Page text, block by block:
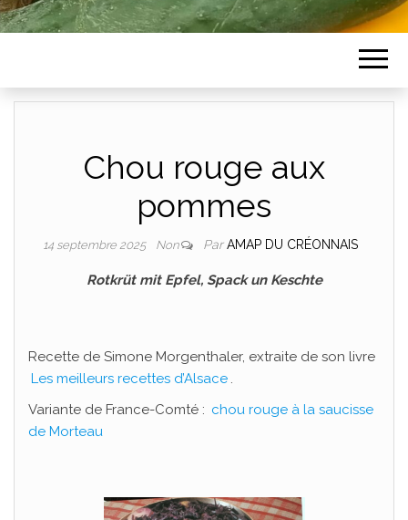
Chou rouge aux
pommes
14 septembre 2025 Non ParAMAP DU CRÉONNAIS
Rotkrüt mit Epfel, Spack un Keschte
Recette de Simone Morgenthaler, extraite de son livre
Les meilleurs recettes d’Alsace .
Variante de France-Comté : chou rouge à la saucisse
de Morteau